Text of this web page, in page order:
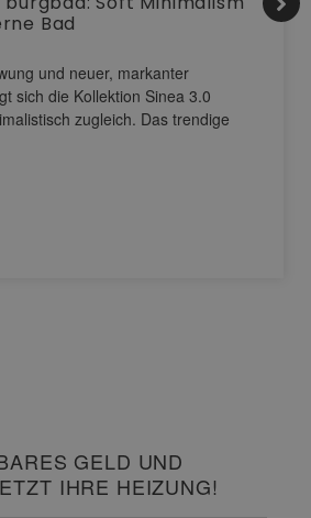
Bad
und neuer, markanter
sich die Kollektion Sinea 3.0
zugleich. Das trendige
GELD UND
IHRE HEIZUNG!